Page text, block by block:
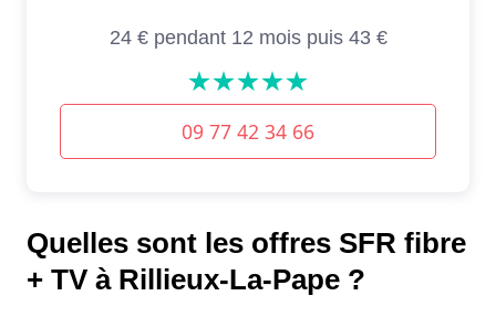
Quelles sont les offres SFR fibre
+ TV à Rillieux-La-Pape ?